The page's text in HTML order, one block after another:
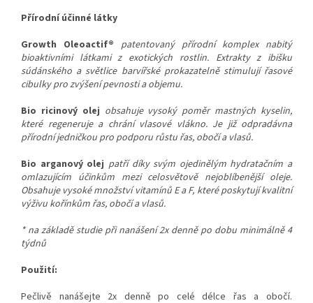
Přírodní účinné látky
Growth Oleoactif® patentovaný přírodní komplex nabitý
bioaktivními látkami z exotických rostlin. Extrakty z ibišku
súdánského a světlice barvířské prokazatelně stimulují řasové
cibulky pro zvýšení pevnosti a objemu.
Bio ricinový olej obsahuje vysoký poměr mastných kyselin,
které regeneruje a chrání vlasové vlákno. Je již odpradávna
přírodní jedničkou pro podporu růstu řas, obočí a vlasů.
Bio arganový olej patří díky svým ojedinělým hydratačním a
omlazujícím účinkům mezi celosvětově nejoblíbenější oleje.
Obsahuje vysoké množství vitamínů E a F, které poskytují kvalitní
výživu kořínkům řas, obočí a vlasů.
* na základě studie při nanášení 2x denně po dobu minimálně 4
týdnů
Použití:
Pečlivě nanášejte 2x denně po celé délce řas a obočí.